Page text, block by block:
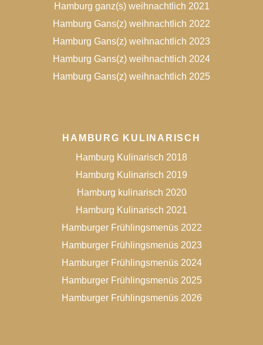
Hamburg ganz(s) weihnachtlich 2021
Hamburg Gans(z) weihnachtlich 2022
Hamburg Gans(z) weihnachtlich 2023
Hamburg Gans(z) weihnachtlich 2024
Hamburg Gans(z) weihnachtlich 2025
HAMBURG KULINARISCH
Hamburg Kulinarisch 2018
Hamburg Kulinarisch 2019
Hamburg kulinarisch 2020
Hamburg Kulinarisch 2021
Hamburger Frühlingsmenüs 2022
Hamburger Frühlingsmenüs 2023
Hamburger Frühlingsmenüs 2024
Hamburger Frühlingsmenüs 2025
Hamburger Frühlingsmenüs 2026